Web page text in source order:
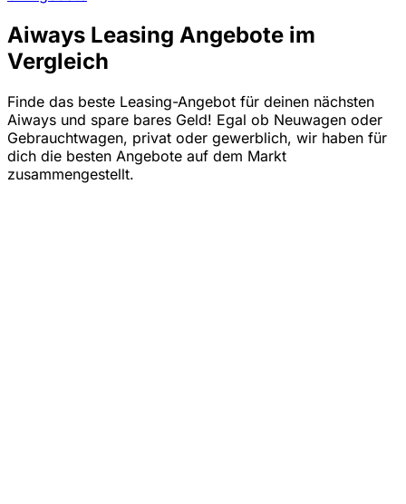
Aiways Leasing Angebote im
Vergleich
Finde das beste Leasing-Angebot für deinen nächsten
Aiways und spare bares Geld! Egal ob Neuwagen oder
Gebrauchtwagen, privat oder gewerblich, wir haben für
dich die besten Angebote auf dem Markt
zusammengestellt.